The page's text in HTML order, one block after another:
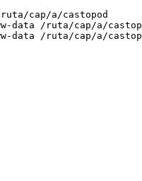
cap/a/castopod
data
/ruta/cap/a/
data /ruta/cap/a/